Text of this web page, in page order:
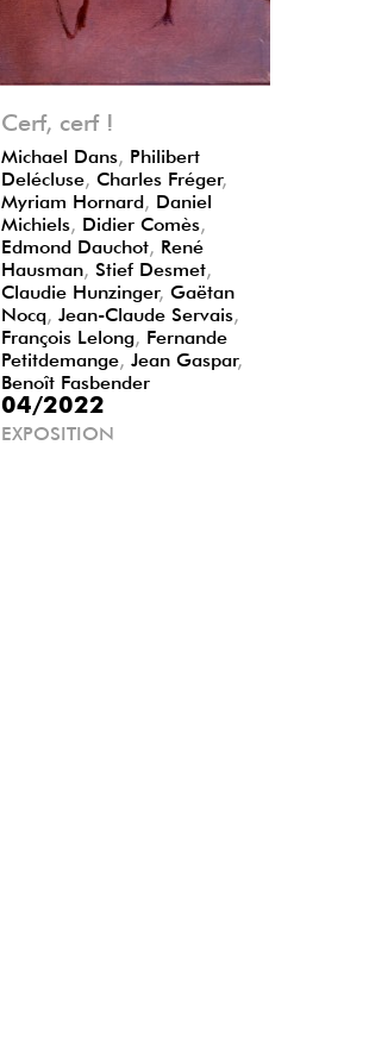
Cerf, cerf !
Michael Dans Philibert
Delécluse Charles Fréger,
Myriam Hornard Daniel
Michiels Didier Comès
Edmond Dauchot, René
Hausman Stief Desmet,
Claudie Hunzinger, Gaëtan
Nocq, Jean-Claude Servais
François Lelong, Fernande
Petitdemange Jean Gaspar,
Benoît Fasbender
04/2022
EXPOSITION